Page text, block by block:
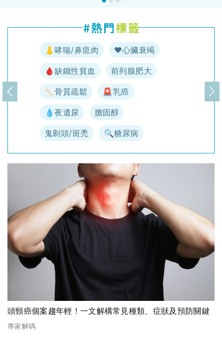
👃哮喘/鼻瘜肉 ♥️心臟衰竭
🩸缺鐵性貧血 前列腺肥大
🦴骨質疏鬆 🚨乳癌
💧夜遺尿 膽固醇
鬼剃頭/斑禿 🔍糖尿病
上一頁 下
頭頸癌個案趨年輕！一文解構常見種類、症狀及預防關鍵
專家解碼